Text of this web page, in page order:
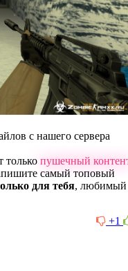
с нашего сервера
только пушечный
самый топовый
для тебя, любимый
+1